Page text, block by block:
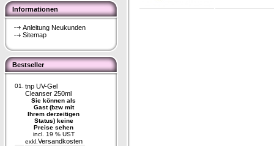
Informationen
Anleitung Neukunden
Sitemap
Bestseller
01.
tnp UV-Gel
Cleanser 250ml
Sie können als
Gast (bzw mit
Ihrem derzeitigen
Status) keine
Preise sehen
incl. 19 % UST
exkl. Versandkosten